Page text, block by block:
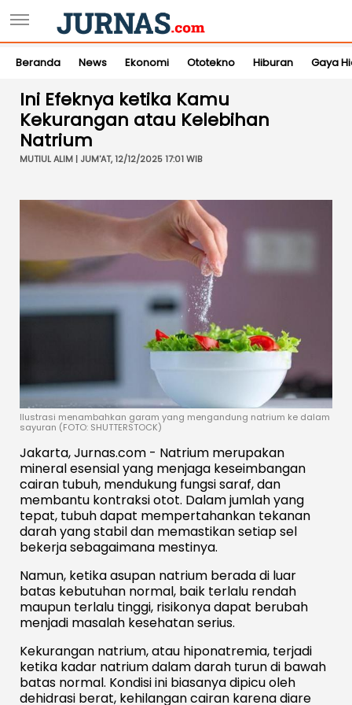
Beranda News Ekonomi Ototekno Hiburan Gaya
Ini Efeknya ketika Kamu
Kekurangan atau Kelebihan
Natrium
MUTIUL ALIM | JUM'AT, 12/12/2025 17:01 WIB
Ilustrasi menambahkan garam yang mengandung natrium ke dalam
sayuran (FOTO: SHUTTERSTOCK)
Jakarta, Jurnas.com - Natrium merupakan
mineral esensial yang menjaga keseimbangan
cairan tubuh, mendukung fungsi saraf, dan
membantu kontraksi otot. Dalam jumlah yang
tepat, tubuh dapat mempertahankan tekanan
darah yang stabil dan memastikan setiap sel
bekerja sebagaimana mestinya.
Namun, ketika asupan natrium berada di luar
batas kebutuhan normal, baik terlalu rendah
maupun terlalu tinggi, risikonya dapat berubah
menjadi masalah kesehatan serius.
Kekurangan natrium, atau hiponatremia, terjadi
ketika kadar natrium dalam darah turun di bawah
batas normal. Kondisi ini biasanya dipicu oleh
dehidrasi berat, kehilangan cairan karena diare